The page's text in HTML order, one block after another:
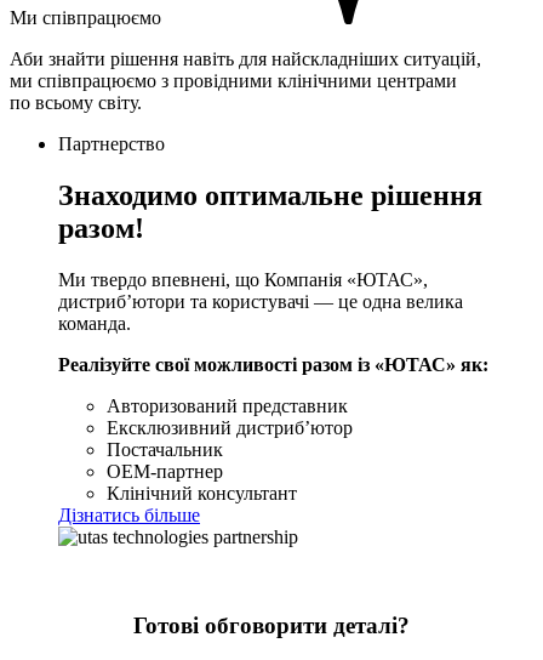
Ми співпрацюємо
Аби знайти рішення навіть для найскладніших ситуацій,
ми співпрацюємо з провідними клінічними центрами
по всьому світу.
Партнерство
Знаходимо оптимальне рішення
разом!
Ми твердо впевнені, що Компанія «ЮТАС»,
дистриб’ютори та користувачі — це одна велика
команда.
Реалізуйте свої можливості разом із «ЮТАС» як:
Авторизований представник
Ексклюзивний дистриб’ютор
Постачальник
OEM-партнер
Клінічний консультант
Дізнатись більше
Готові обговорити деталі?